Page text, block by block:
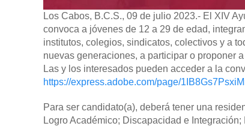
Los Cabos, B.C.S., 09 de julio 2023.- El XIV
convoca a jóvenes de 12 a 29 de edad,
institutos, colegios, sindicatos, colectivos y a
nuevas generaciones, a participar o proponer
Las y los interesados pueden acceder a la
https://express.adobe.com/page/
Para ser candidato(a), deberá tener una
Logro Académico; Discapacidad e